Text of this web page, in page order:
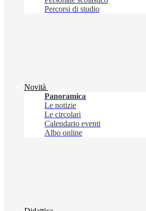
Percorsi di studio
Novità
Panoramica
Le notizie
Le circolari
Calendario eventi
Albo online